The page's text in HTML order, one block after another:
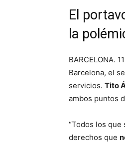
El
la
BARCELONA.
Barcelona, el
servicios. Tito
ambos puntos
“Todos los
derechos que